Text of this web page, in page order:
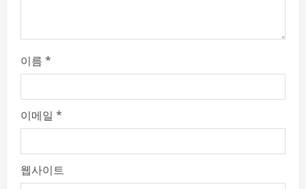
g
이름 *
이메일 *
웹사이트